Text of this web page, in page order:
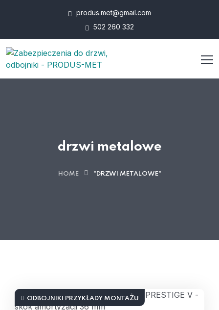
produs.met@gmail.com
502 260 332
drzwi metalowe
HOME "DRZWI METALOWE"
ODBOJNIKI PRZYKŁADY MONTAŻU